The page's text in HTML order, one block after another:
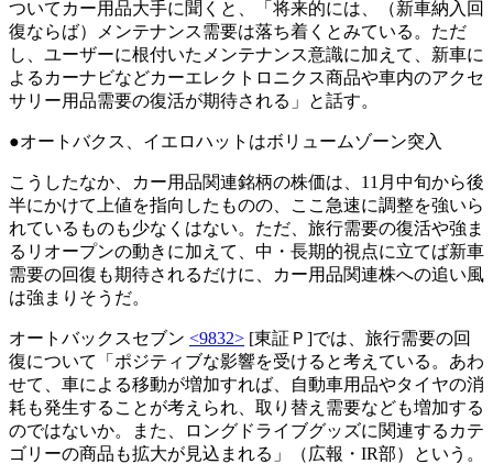
ついてカー用品大手に聞くと、「将来的には、（新車納入回
復ならば）メンテナンス需要は落ち着くとみている。ただ
し、ユーザーに根付いたメンテナンス意識に加えて、新車に
よるカーナビなどカーエレクトロニクス商品や車内のアクセ
サリー用品需要の復活が期待される」と話す。
●オートバクス、イエロハットはボリュームゾーン突入
こうしたなか、カー用品関連銘柄の株価は、11月中旬から後
半にかけて上値を指向したものの、ここ急速に調整を強いら
れているものも少なくはない。ただ、旅行需要の復活や強ま
るリオープンの動きに加えて、中・長期的視点に立てば新車
需要の回復も期待されるだけに、カー用品関連株への追い風
は強まりそうだ。
オートバックスセブン <9832> [東証Ｐ]では、旅行需要の回
復について「ポジティブな影響を受けると考えている。あわ
せて、車による移動が増加すれば、自動車用品やタイヤの消
耗も発生することが考えられ、取り替え需要なども増加する
のではないか。また、ロングドライブグッズに関連するカテ
ゴリーの商品も拡大が見込まれる」（広報・IR部）という。